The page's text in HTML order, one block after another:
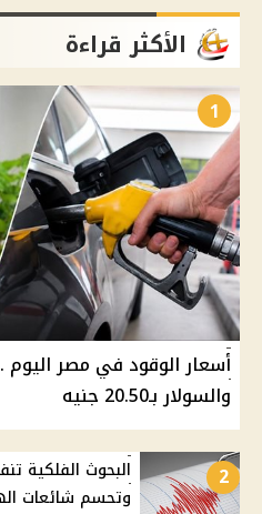
الأكثر قراءة
1
والسولار بـ20.50 جنيه
2
البحوث الفلكية
وتحسم شائعات